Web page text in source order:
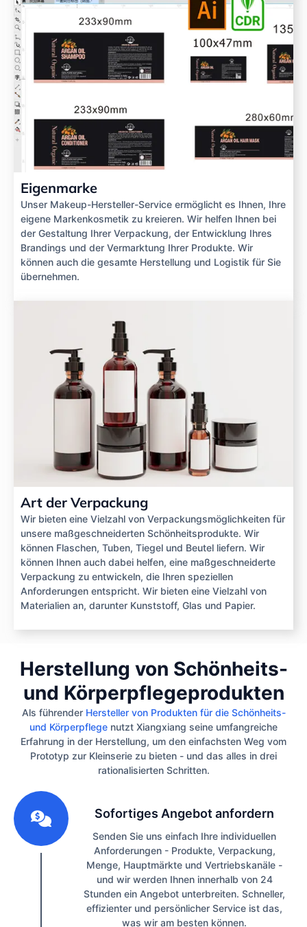
Eigenmarke
Unser Makeup-Hersteller-Service ermöglicht es Ihnen, Ihre
eigene Markenkosmetik zu kreieren. Wir helfen Ihnen bei
der Gestaltung Ihrer Verpackung, der Entwicklung Ihres
Brandings und der Vermarktung Ihrer Produkte. Wir
können auch die gesamte Herstellung und Logistik für Sie
übernehmen.
Art der Verpackung
Wir bieten eine Vielzahl von Verpackungsmöglichkeiten für
unsere maßgeschneiderten Schönheitsprodukte. Wir
können Flaschen, Tuben, Tiegel und Beutel liefern. Wir
können Ihnen auch dabei helfen, eine maßgeschneiderte
Verpackung zu entwickeln, die Ihren speziellen
Anforderungen entspricht. Wir bieten eine Vielzahl von
Materialien an, darunter Kunststoff, Glas und Papier.
Herstellung von Schönheits-
und Körperpflegeprodukten
Als führender Hersteller von Produkten für die Schönheits-
und Körperpflege nutzt Xiangxiang seine umfangreiche
Erfahrung in der Herstellung, um den einfachsten Weg vom
Prototyp zur Kleinserie zu bieten - und das alles in drei
rationalisierten Schritten.
Sofortiges Angebot anfordern
Senden Sie uns einfach Ihre individuellen
Anforderungen - Produkte, Verpackung,
Menge, Hauptmärkte und Vertriebskanäle -
und wir werden Ihnen innerhalb von 24
Stunden ein Angebot unterbreiten. Schneller,
effizienter und persönlicher Service ist das,
was wir am besten können.